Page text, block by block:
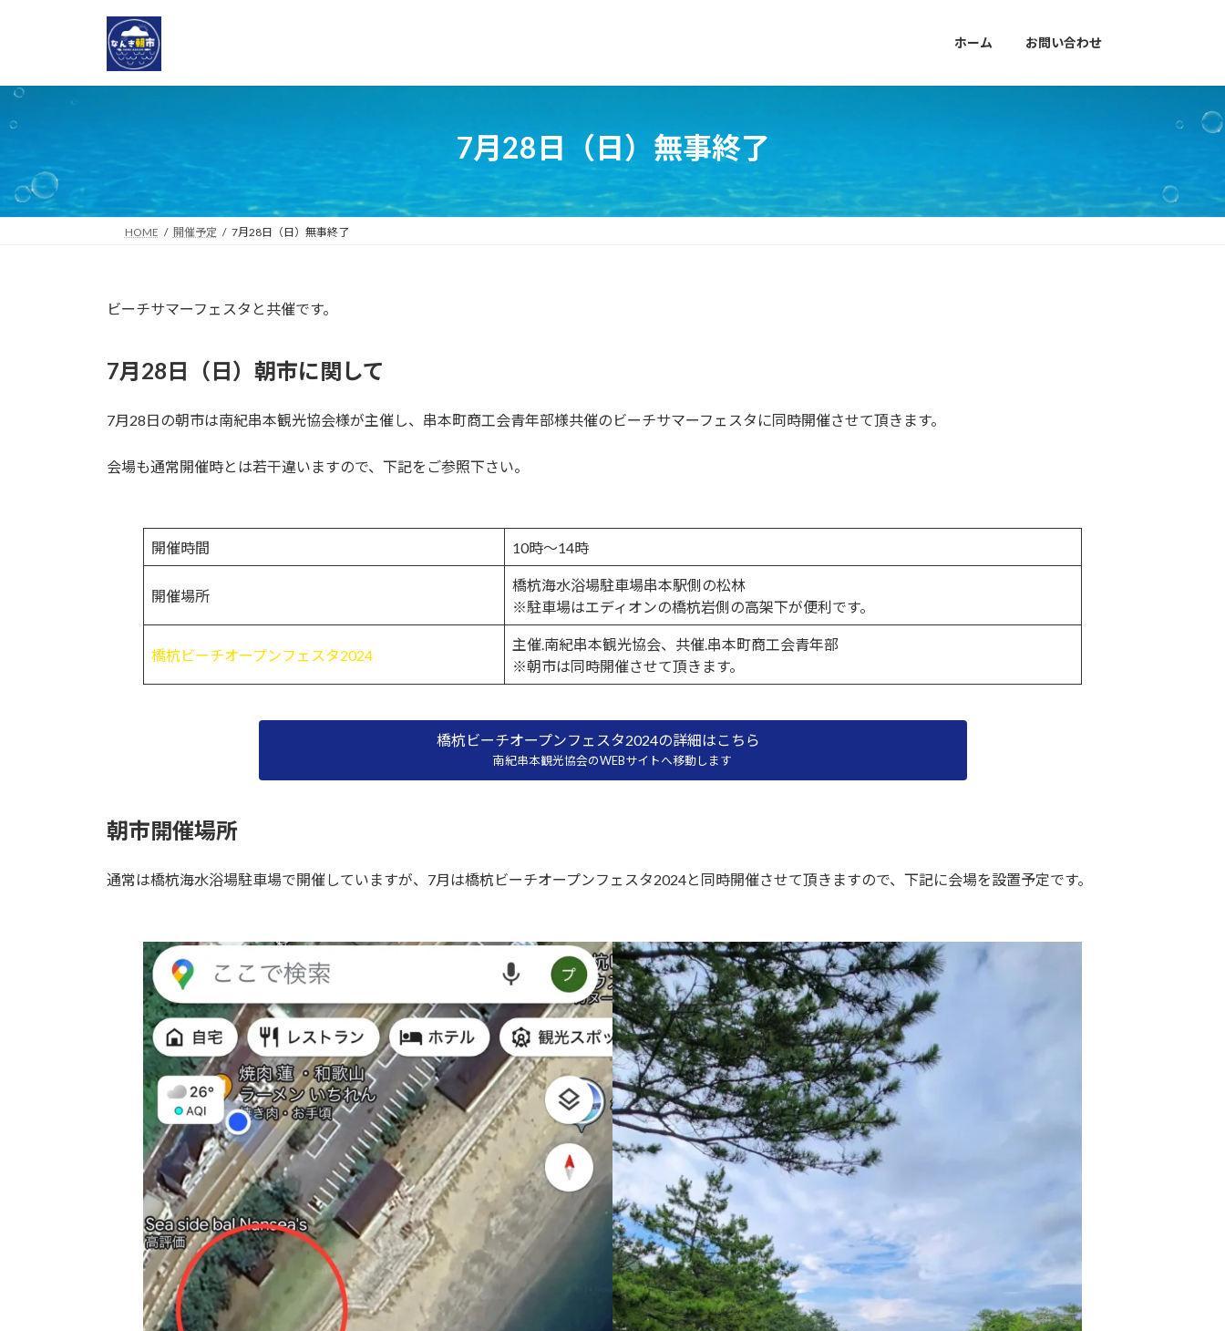
へ
ョ
ホーム お問い合わせ
7月28日（日）無事終了
HOME 開催予定 7月28日（日）無事終了
ビーチサマーフェスタと共催です。
7月28日（日）朝市に関して
7月28日の朝市は南紀串本観光協会様が主催し、串本町商工会青年部様共催のビーチサマーフェスタに同時開催させて頂きます。
会場も通常開催時とは若干違いますので、下記をご参照下さい。
開催時間 10時～14時
開催場所
橋杭海水浴場駐車場串本駅側の松林
※駐車場はエディオンの橋杭岩側の高架下が便利です。
橋杭ビーチオープンフェスタ2024
主催.南紀串本観光協会、共催.串本町商工会青年部
※朝市は同時開催させて頂きます。
橋杭ビーチオープンフェスタ2024の詳細はこちら
南紀串本観光協会のWEBサイトへ移動します
朝市開催場所
通常は橋杭海水浴場駐車場で開催していますが、7月は橋杭ビーチオープンフェスタ2024と同時開催させて頂きますので、下記に会場を設置予定です。